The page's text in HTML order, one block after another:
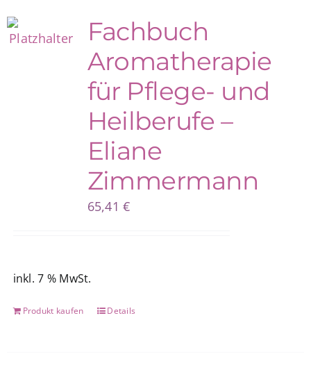
Fachbuch
Aromatherapie
für Pflege- und
Heilberufe –
Eliane
Zimmermann
65,41€
inkl. 7 % MwSt.
Produkt kaufen Details